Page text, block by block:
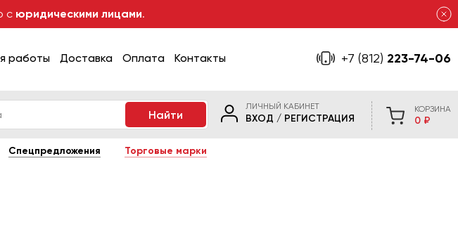
с юридическими лицами.
работы Доставка Оплата Контакты +7 (812) 223-74-06
ЛИЧНЫЙ КАБИНЕТ
ВХОД / РЕГИСТРАЦИЯ
КОРЗИНА
0 ₽
Спецпредложения Торговые марки